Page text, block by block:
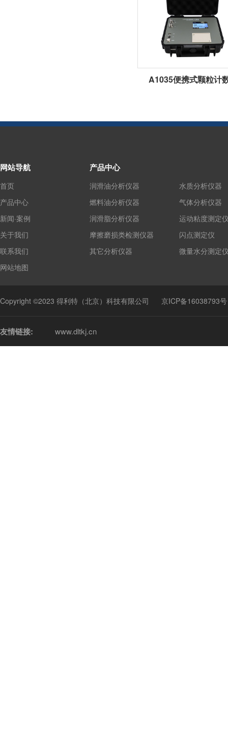
A1035便携式颗粒计
网站导航
首页
产品中心
新闻·案例
关于我们
联系我们
网站地图
产品中心
润滑油分析仪器
燃料油分析仪器
润滑脂分析仪器
摩擦磨损类检测仪器
其它分析仪器
水质分析仪器
气体分析仪器
运动粘度测定
闪点测定仪
微量水分测定
Copyright ©2023 得利特（北京）科技有限公司 京ICP备16038793号
友情链接: www.dltkj.cn